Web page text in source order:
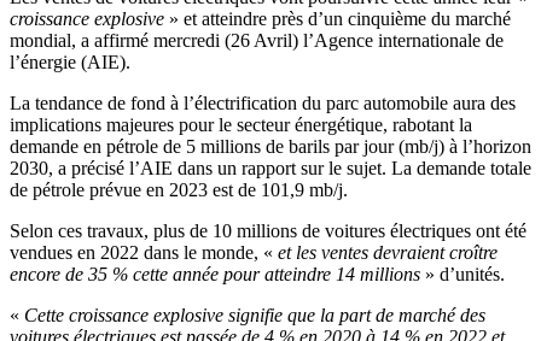
croissance explosive » et atteindre près d’un cinquième du marché
mondial, a affirmé mercredi (26 Avril) l’Agence internationale de
l’énergie (AIE).
La tendance de fond à l’électrification du parc automobile aura des
implications majeures pour le secteur énergétique, rabotant la
demande en pétrole de 5 millions de barils par jour (mb/j) à l’horizon
2030, a précisé l’AIE dans un rapport sur le sujet. La demande totale
de pétrole prévue en 2023 est de 101,9 mb/j.
Selon ces travaux, plus de 10 millions de voitures électriques ont été
vendues en 2022 dans le monde, « et les ventes devraient croître
encore de 35 % cette année pour atteindre 14 millions » d’unités.
« Cette croissance explosive signifie que la part de marché des